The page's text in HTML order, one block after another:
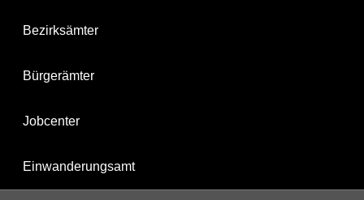
Bezirksämter
Bürgerämter
Jobcenter
Einwanderungsamt